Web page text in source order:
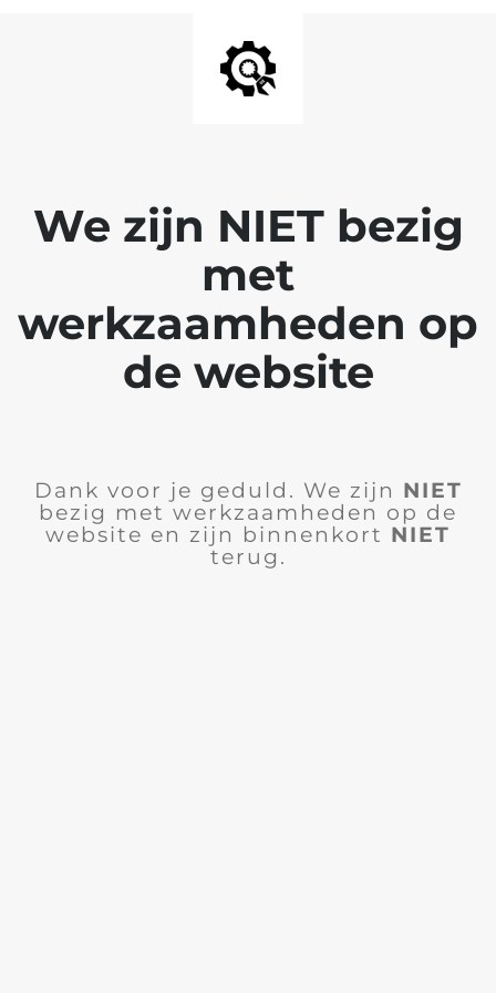
We zijn NIET bezig
met
werkzaamheden op
de website
Dank voor je geduld. We zijn NIET
bezig met werkzaamheden op de
website en zijn binnenkort NIET
terug.